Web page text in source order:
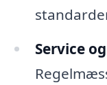
Service